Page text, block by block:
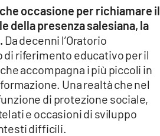
occasione per richiamare il
della presenza salesiana, la
Da decenni l’Oratorio
di riferimento educativo per il
accompagna i più piccoli in
Una realtà che nel
di protezione sociale,
e occasioni di sviluppo
difficili.